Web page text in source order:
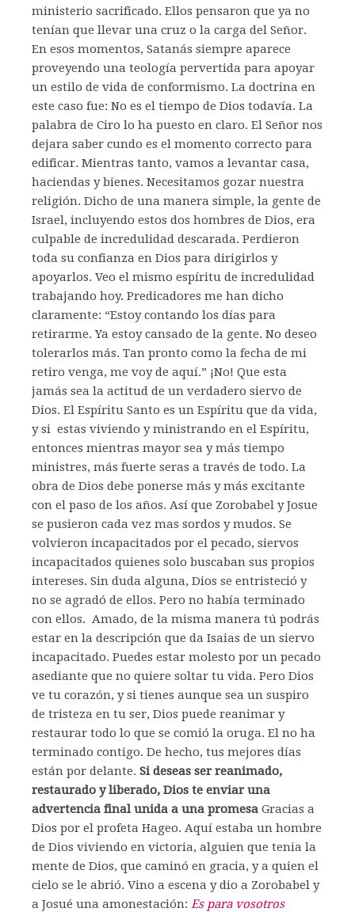
ministerio sacrificado. Ellos pensaron que ya no
tenían que llevar una cruz o la carga del Señor.
En esos momentos, Satanás siempre aparece
proveyendo una teología pervertida para apoyar
un estilo de vida de conformismo. La doctrina en
este caso fue: No es el tiempo de Dios todavía. La
palabra de Ciro lo ha puesto en claro. El Señor nos
dejara saber cundo es el momento correcto para
edificar. Mientras tanto, vamos a levantar casa,
haciendas y bienes. Necesitamos gozar nuestra
religión. Dicho de una manera simple, la gente de
Israel, incluyendo estos dos hombres de Dios, era
culpable de incredulidad descarada. Perdieron
toda su confianza en Dios para dirigirlos y
apoyarlos. Veo el mismo espíritu de incredulidad
trabajando hoy. Predicadores me han dicho
claramente: “Estoy contando los días para
retirarme. Ya estoy cansado de la gente. No deseo
tolerarlos más. Tan pronto como la fecha de mi
retiro venga, me voy de aquí.” ¡No! Que esta
jamás sea la actitud de un verdadero siervo de
Dios. El Espíritu Santo es un Espíritu que da vida,
y si estas viviendo y ministrando en el Espíritu,
entonces mientras mayor sea y más tiempo
ministres, más fuerte seras a través de todo. La
obra de Dios debe ponerse más y más excitante
con el paso de los años. Así que Zorobabel y Josue
se pusieron cada vez mas sordos y mudos. Se
volvieron incapacitados por el pecado, siervos
incapacitados quienes solo buscaban sus propios
intereses. Sin duda alguna, Dios se entristeció y
no se agradó de ellos. Pero no había terminado
con ellos. Amado, de la misma manera tú podrás
estar en la descripción que da Isaias de un siervo
incapacitado. Puedes estar molesto por un pecado
asediante que no quiere soltar tu vida. Pero Dios
ve tu corazón, y si tienes aunque sea un suspiro
de tristeza en tu ser, Dios puede reanimar y
restaurar todo lo que se comió la oruga. El no ha
terminado contigo. De hecho, tus mejores días
están por delante. Si deseas ser reanimado,
restaurado y liberado, Dios te enviar una
advertencia final unida a una promesa Gracias a
Dios por el profeta Hageo. Aquí estaba un hombre
de Dios viviendo en victoria, alguien que tenia la
mente de Dios, que caminó en gracia, y a quien el
cielo se le abrió. Vino a escena y dio a Zorobabel y
a Josué una amonestación: Es para vosotros